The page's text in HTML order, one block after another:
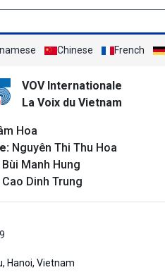
Chinese French
VOV Internationale
La Voix du Vietnam
Hoa
Nguyên Thi Thu Hoa
Bùi Manh Hung
Cao Dinh Trung
Hanoi, Vietnam